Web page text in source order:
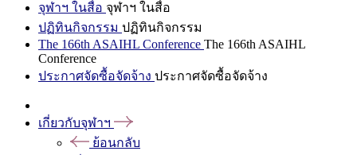
จุฬาฯ ในสื่อ จุฬาฯ ในสื่อ
ปฏิทินกิจกรรม ปฏิทินกิจกรรม
The 166th ASAIHL Conference The 166th ASAIHL
Conference
ประกาศจัดซื้อจัดจ้าง ประกาศจัดซื้อจัดจ้าง
เกี่ยวกับจุฬาฯ
ย้อนกลับ